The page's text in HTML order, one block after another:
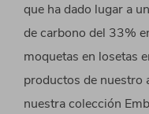
que ha dado lugar a
de carbono del 33%
moquetas en losetas
productos de nuestro
nuestra colección